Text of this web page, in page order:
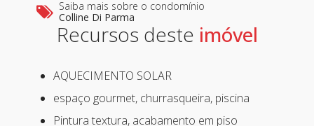
Saiba mais sobre o condomínio
Colline Di Parma
Recursos deste
AQUECIMENTO SOLAR
espaço gourmet, churrasqueira, piscina
Pintura textura, acabamento em piso